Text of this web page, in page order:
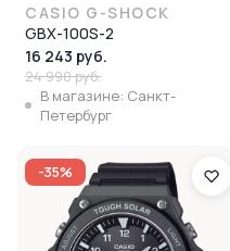
CASIO G-SHOCK
GBX-100S-2
16 243 руб.
24 990 руб.
В магазине: Санкт-
Петербург
-35%